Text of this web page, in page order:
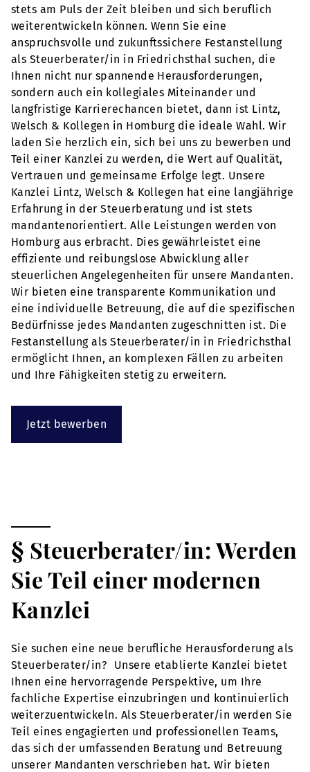
stets am Puls der Zeit bleiben und sich beruflich
weiterentwickeln können. Wenn Sie eine
anspruchsvolle und zukunftssichere Festanstellung
als Steuerberater/in in Friedrichsthal suchen, die
Ihnen nicht nur spannende Herausforderungen,
sondern auch ein kollegiales Miteinander und
langfristige Karrierechancen bietet, dann ist Lintz,
Welsch & Kollegen in Homburg die ideale Wahl. Wir
laden Sie herzlich ein, sich bei uns zu bewerben und
Teil einer Kanzlei zu werden, die Wert auf Qualität,
Vertrauen und gemeinsame Erfolge legt. Unsere
Kanzlei Lintz, Welsch & Kollegen hat eine langjährige
Erfahrung in der Steuerberatung und ist stets
mandantenorientiert. Alle Leistungen werden von
Homburg aus erbracht. Dies gewährleistet eine
effiziente und reibungslose Abwicklung aller
steuerlichen Angelegenheiten für unsere Mandanten.
Wir bieten eine transparente Kommunikation und
eine individuelle Betreuung, die auf die spezifischen
Bedürfnisse jedes Mandanten zugeschnitten ist. Die
Festanstellung als Steuerberater/in in Friedrichsthal
ermöglicht Ihnen, an komplexen Fällen zu arbeiten
und Ihre Fähigkeiten stetig zu erweitern.
Jetzt bewerben
§ Steuerberater/in: Werden
Sie Teil einer modernen
Kanzlei
Sie suchen eine neue berufliche Herausforderung als
Steuerberater/in? Unsere etablierte Kanzlei bietet
Ihnen eine hervorragende Perspektive, um Ihre
fachliche Expertise einzubringen und kontinuierlich
weiterzuentwickeln. Als Steuerberater/in werden Sie
Teil eines engagierten und professionellen Teams,
das sich der umfassenden Beratung und Betreuung
unserer Mandanten verschrieben hat. Wir bieten